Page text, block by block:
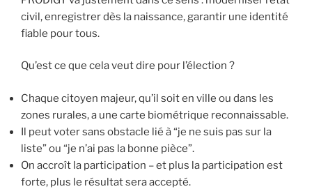
civil, enregistrer dès la naissance, garantir une identité
fiable pour tous.
Qu’est ce que cela veut dire pour l’élection ?
Chaque citoyen majeur, qu’il soit en ville ou dans les
zones rurales, a une carte biométrique reconnaissable.
Il peut voter sans obstacle lié à “je ne suis pas sur la
liste” ou “je n’ai pas la bonne pièce”.
On accroît la participation – et plus la participation est
forte, plus le résultat sera accepté.